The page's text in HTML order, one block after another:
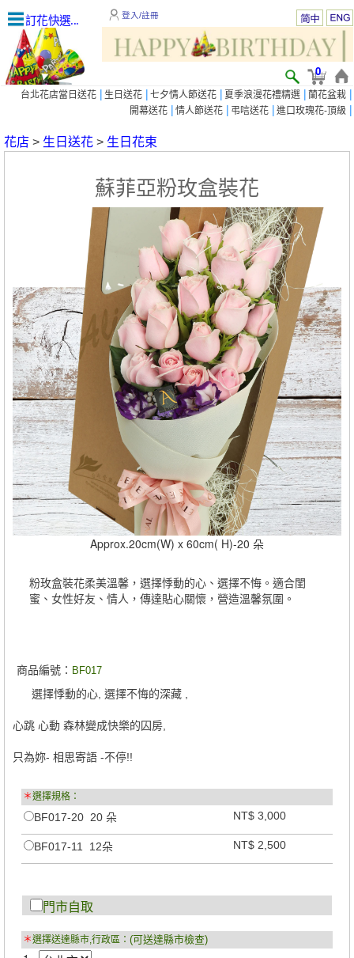
訂花快選... 登入/註冊
0
台北花店當日送花 | 生日送花 | 七夕情人節送花 | 夏季浪漫花禮精選 | 蘭花盆栽 |
開幕送花 | 情人節送花 | 弔唁送花 | 進口玫瑰花-頂級 |
花店 > 生日送花 > 生日花束
蘇菲亞粉玫盒裝花
Approx.20cm(W) x 60cm( H)-20 朵
粉玫盒裝花柔美溫馨，選擇悸動的心、選擇不悔。適合閨
蜜、女性好友、情人，傳達貼心關懷，營造溫馨氛圍。
商品編號： BF017
選擇悸動的心, 選擇不悔的深藏 ,
心跳 心動 森林變成快樂的囚房,
只為妳- 相思寄語 -不停!!
＊選擇規格：
BF017-20 20 朵 NT$ 3,000
BF017-11 12朵 NT$ 2,500
門市自取
＊選擇送達縣市,行政區： (可送達縣市檢查)